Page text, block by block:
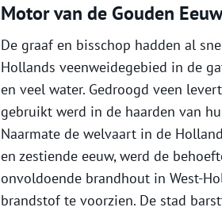
Motor van de Gouden Eeuw
De graaf en bisschop hadden al
Hollands veenweidegebied in de
en veel water. Gedroogd veen
gebruikt werd in de haarden van
Naarmate de welvaart in de
en zestiende eeuw, werd de
onvoldoende brandhout in West-
brandstof te voorzien. De stad